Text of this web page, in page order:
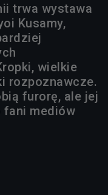
trwa wystawa
Kusamy,
wielkie
rozpoznawcze.
furorę, ale jej
fani mediów